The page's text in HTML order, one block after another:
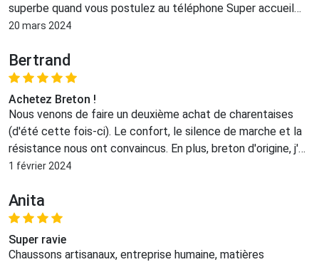
superbe quand vous postulez au téléphone Super accueil
Une personne vraiment sympa et très réactive J'espère
heureux de pouvoir m'inscrire dans une ste comme celle-ci
20 mars 2024
Bertrand
Achetez Breton !
Nous venons de faire un deuxième achat de charentaises
(d'été cette fois-ci). Le confort, le silence de marche et la
résistance nous ont convaincus. En plus, breton d'origine, j'ai
plaisir à faire travailler des Quimpérois que des asiatiques.
1 février 2024
Anita
Super ravie
Chaussons artisanaux, entreprise humaine, matières